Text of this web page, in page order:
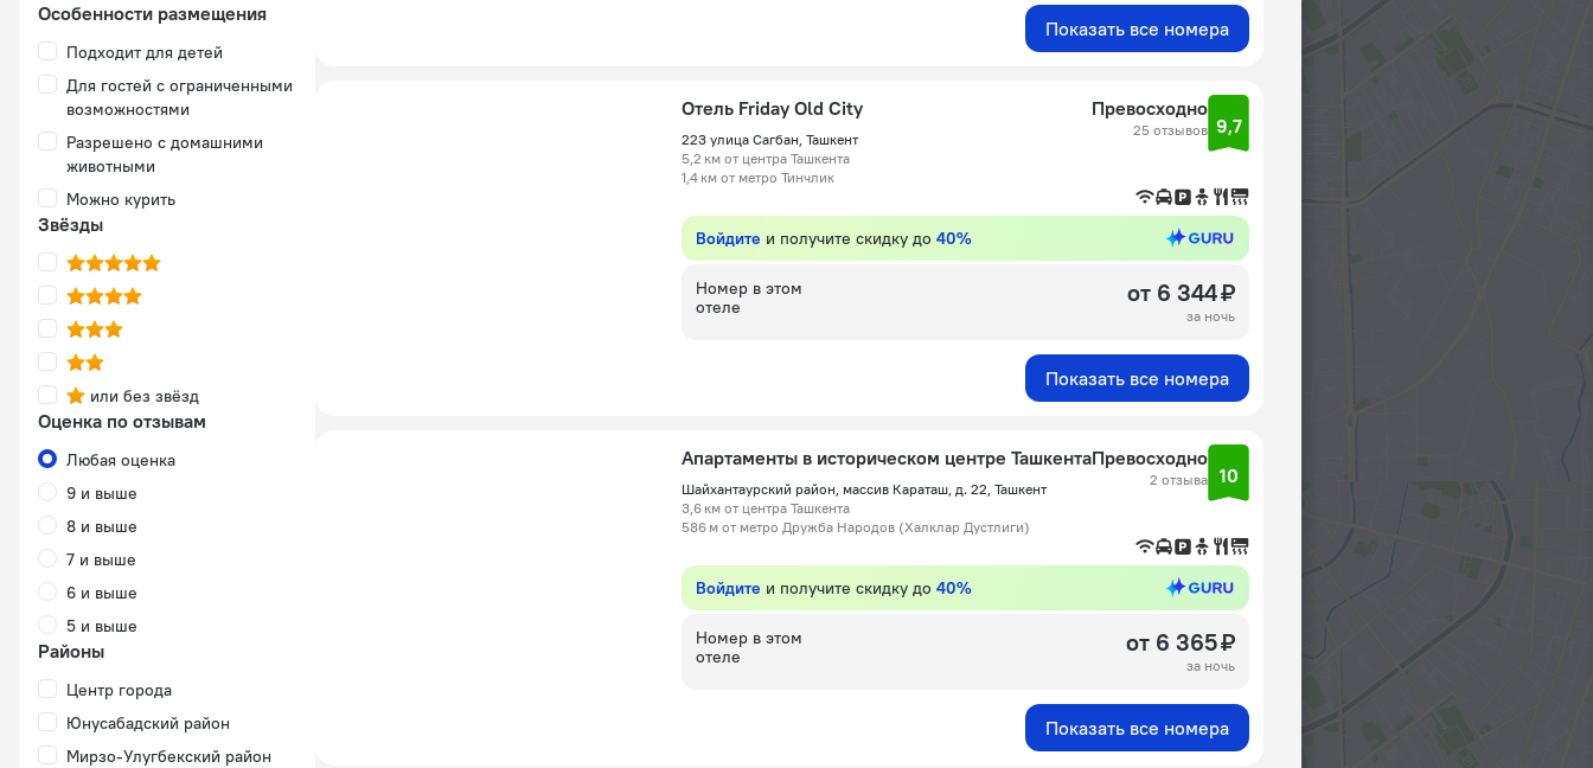
Особенности размещения
Подходит для детей
Для гостей с ограниченными
возможностями
Разрешено с домашними
животными
Можно курить
Звёзды
или без звёзд
Оценка по отзывам
Любая оценка
9 и выше
8 и выше
7 и выше
6 и выше
5 и выше
Районы
Центр города
Юнусабадский район
Мирзо-Улугбекский район
Показать все номера
Отель Friday Old City
223 улица Сагбан, Ташкент
5,2 км от центра Ташкента
1,4 км от метро Тинчлик
Превосходно
25 отзывов 9,7
Войдите и получите скидку до 40%
Номер в этом
отеле
от 6 344 ₽
за ночь
Показать все номера
Апартаменты в историческом центре Ташкента
Шайхантаурский район, массив Караташ, д. 22, Ташкент
3,6 км от центра Ташкента
586 м от метро Дружба Народов (Халклар Дустлиги)
Превосходно
2 отзыва 10
Войдите и получите скидку до 40%
Номер в этом
отеле
от 6 365 ₽
за ночь
Показать все номера